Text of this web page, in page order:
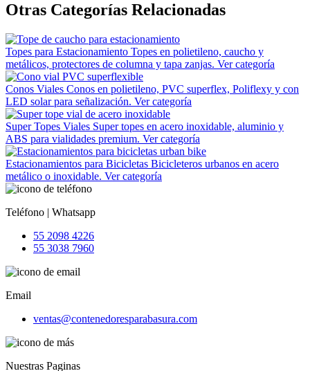
Otras Categorías Relacionadas
Topes para Estacionamiento Topes en polietileno, caucho y
metálicos, protectores de columna y tapa zanjas. Ver categoría
Conos Viales Conos en polietileno, PVC superflex, Poliflexy y con
LED solar para señalización. Ver categoría
Super Topes Viales Super topes en acero inoxidable, aluminio y
ABS para vialidades premium. Ver categoría
Estacionamientos para Bicicletas Bicicleteros urbanos en acero
metálico o inoxidable. Ver categoría
Teléfono | Whatsapp
55 2098 4226
55 3038 7960
Email
ventas@contenedoresparabasura.com
Nuestras Paginas